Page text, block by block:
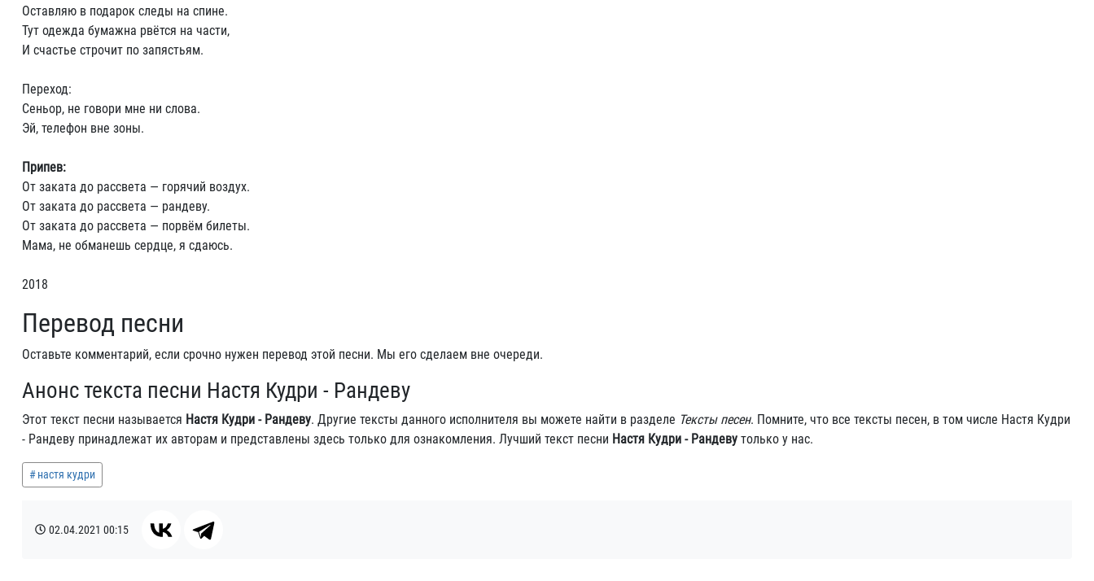
Оставляю в подарок следы на спине.
Тут одежда бумажна рвётся на части,
И счастье строчит по запястьям.
Переход:
Сеньор, не говори мне ни слова.
Эй, телефон вне зоны.
Припев:
От заката до рассвета — горячий воздух.
От заката до рассвета — рандеву.
От заката до рассвета — порвём билеты.
Мама, не обманешь сердце, я сдаюсь.
2018
Перевод песни
Оставьте комментарий, если срочно нужен перевод этой песни. Мы его сделаем вне очереди.
Анонс текста песни Настя Кудри - Рандеву
Этот текст песни называется Настя Кудри - Рандеву. Другие тексты данного исполнителя вы можете найти в разделе Тексты песен. Помните, что все тексты песен, в том числе Настя Кудри
- Рандеву принадлежат их авторам и представлены здесь только для ознакомления. Лучший текст песни Настя Кудри - Рандеву только у нас.
настя кудри
02.04.2021 00:15